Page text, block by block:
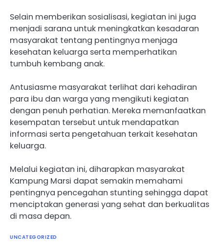
Selain memberikan sosialisasi, kegiatan ini juga
menjadi sarana untuk meningkatkan kesadaran
masyarakat tentang pentingnya menjaga
kesehatan keluarga serta memperhatikan
tumbuh kembang anak.
Antusiasme masyarakat terlihat dari kehadiran
para ibu dan warga yang mengikuti kegiatan
dengan penuh perhatian. Mereka memanfaatkan
kesempatan tersebut untuk mendapatkan
informasi serta pengetahuan terkait kesehatan
keluarga.
Melalui kegiatan ini, diharapkan masyarakat
Kampung Marsi dapat semakin memahami
pentingnya pencegahan stunting sehingga dapat
menciptakan generasi yang sehat dan berkualitas
di masa depan.
UNCATEGORIZED